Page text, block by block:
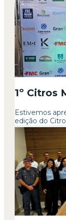
1º Citros
Estivemos
edição do